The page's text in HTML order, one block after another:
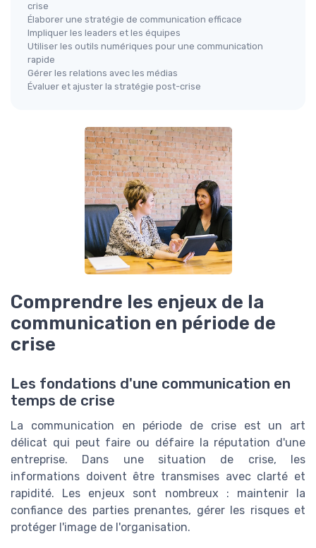
crise
Élaborer une stratégie de communication efficace
Impliquer les leaders et les équipes
Utiliser les outils numériques pour une communication
rapide
Gérer les relations avec les médias
Évaluer et ajuster la stratégie post-crise
Comprendre les enjeux de la
communication en période de
crise
Les fondations d'une communication en
temps de crise
La communication en période de crise est un art
délicat qui peut faire ou défaire la réputation d'une
entreprise. Dans une situation de crise, les
informations doivent être transmises avec clarté et
rapidité. Les enjeux sont nombreux : maintenir la
confiance des parties prenantes, gérer les risques et
protéger l'image de l'organisation.